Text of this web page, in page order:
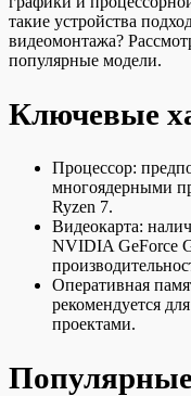
такие устройства
видеомонтажа?
популярные модели.
Ключевые
Процессор:
многоядерными
Ryzen 7.
Видеокарта:
NVIDIA GeForce
Оперативная
рекомендуется
проектами.